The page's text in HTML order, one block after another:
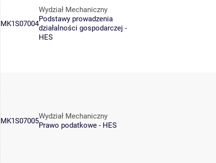
MK1S07004
Wydział Mechaniczny
Podstawy prowadzenia
działalności gospodarczej -
HES
MK1S07005
Wydział Mechaniczny
Prawo podatkowe - HES